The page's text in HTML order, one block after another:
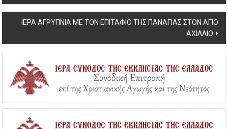
navigation
ΙΕΡΑ ΑΓΡΥΠΝΙΑ ΜΕ ΤΟΝ ΕΠΙΤΑΦΙΟ ΤΗΣ ΠΑΝΑΓΙΑΣ ΣΤΟΝ ΑΓΙΟ
ΑΧΙΛΛΙΟ